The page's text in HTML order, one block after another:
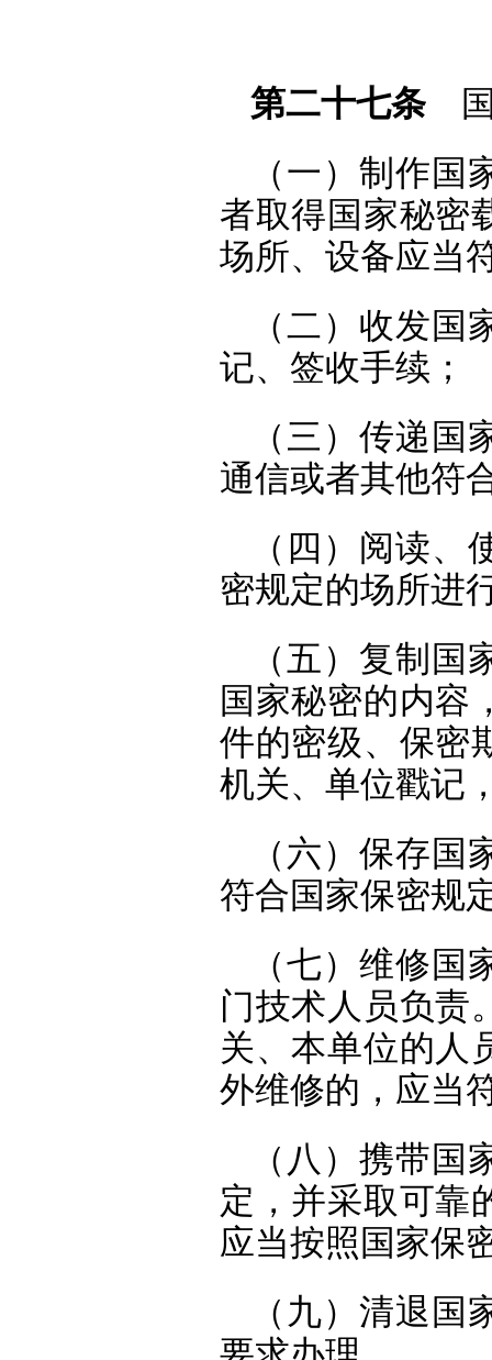
第二十七条 国
（一）制作
者取得国家秘密
场所、设备应当
（二）收发
记、签收手续；
（三）传递
通信或者其他符
（四）阅读
密规定的场所进
（五）复制
国家秘密的内容
件的密级、保密
机关、单位戳记
（六）保存
符合国家保密规
（七）维修
门技术人员负责
关、本单位的人
外维修的，应当
（八）携带
定，并采取可靠
应当按照国家保
（九）清退